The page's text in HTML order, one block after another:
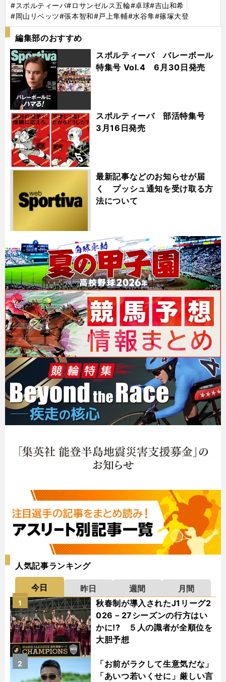
#スポルティーバ#ロサンゼルス五輪#卓球#吉山和希
#岡山リベッツ#張本智和#戸上隼輔#水谷隼#篠塚大登
編集部のおすすめ
スポルティーバ バレーボール
特集号 Vol.4 6月30日発売
スポルティーバ 部活特集号
3月16日発売
最新記事などのお知らせが届
く プッシュ通知を受け取る方
法について
人気記事ランキング
今日 昨日 週間
月間
秋春制が導入されたJ1リーグ2
026－27シーズンの行方はい
かに!? ５人の識者が全順位を
大胆予想
1
「お前がラクして生意気だな」
「あいつ若いくせに」厳しい言
2